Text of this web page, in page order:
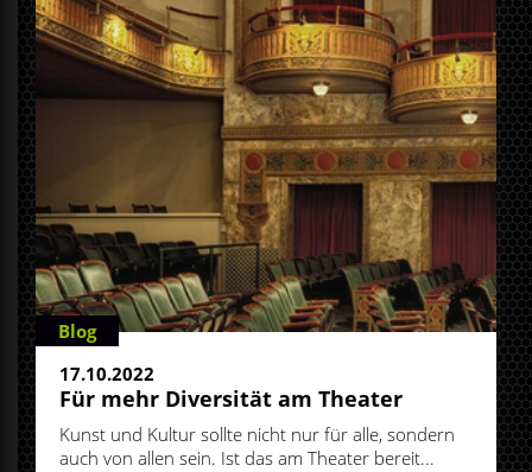
Blog
17.10.2022
Für mehr Diversität am Theater
Kunst und Kultur sollte nicht nur für alle, sondern
auch von allen sein. Ist das am Theater bereit...